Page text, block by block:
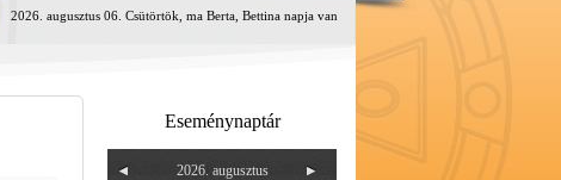
2026. augusztus 06. Csütörtök, ma Berta, Bettina napja van
Eseménynaptár
2026. augusztus